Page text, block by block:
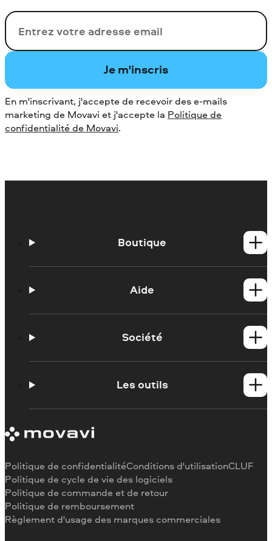
Votre adresse de messagerie
Je m'inscris
En m'inscrivant, j'accepte de recevoir des e-mails
marketing de Movavi et j'accepte la Politique de
confidentialité de Movavi.
Boutique
Produits Mac
Aide
Contacter l'assistance Movavi
Limitations de la version d'essai
Société
Témoignages
Au travail
Les outils
Recadrer une vidéo
Pivoter une vidéo
Redimensionner une vidéo
Inverser une vidéo
Stabiliser une vidéo
Ajuster une vidéo
Politique de confidentialitéConditions d'utilisationCLUF
Politique de cycle de vie des logiciels
Politique de commande et de retour
Politique de remboursement
Règlement d'usage des marques commerciales